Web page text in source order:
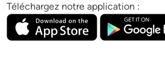
Téléchargez notre application :